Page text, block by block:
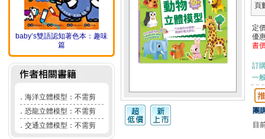
baby’s雙語認知著色本：趣味
篇
． 海洋立體模型：不需剪
． 恐龍立體模型：不需剪
． 交通立體模型：不需剪
頁
定
優
書
訂
一
團
目